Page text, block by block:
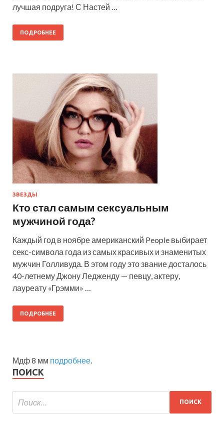
лучшая подруга! С Настей …
ПОДРОБНЕЕ
ЗВЕЗДЫ
Кто стал самым сексуальным
мужчиной года?
Каждый год в ноябре американский People выбирает
секс-символа года из самых красивых и знаменитых
мужчин Голливуда. В этом году это звание досталось
40-летнему Джону Ледженду — певцу, актеру,
лауреату «Грэмми» …
ПОДРОБНЕЕ
Мдф 8 мм подробнее
ПОИСК